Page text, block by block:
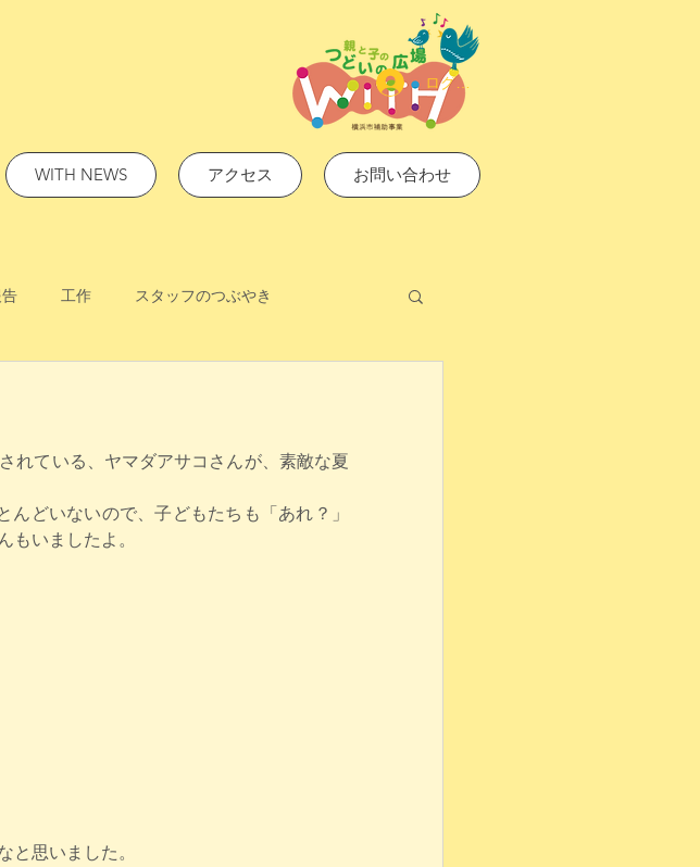
ログイン
WITH NEWS アクセス お問い合わせ
工作 スタッフのつぶやき
れている、ヤマダアサコさんが、素敵な夏
どいないので、子どもたちも「あれ？」
もいましたよ。
と思いました。